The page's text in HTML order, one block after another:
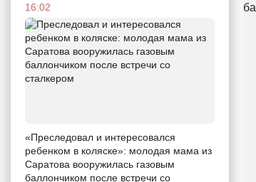
16:02
«Преследовал и интересовался
ребенком в коляске»: молодая мама из
Саратова вооружилась газовым
баллончиком после встречи со